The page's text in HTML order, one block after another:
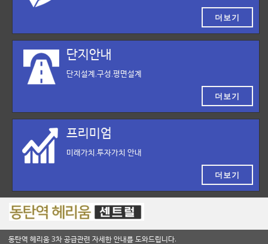
더보기
단지안내
단지설계,구성,평면설계
더보기
프리미엄
미래가치,투자가치 안내
더보기
동탄역 헤리움 3차 공급관련 자세한 안내를 도와드립니다.